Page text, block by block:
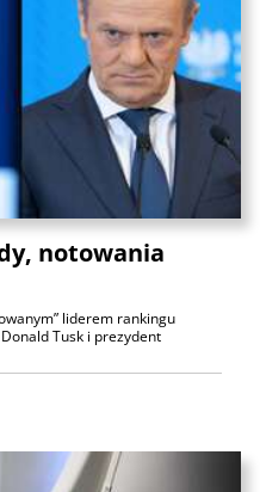
notowania
liderem rankingu
Tusk i prezydent